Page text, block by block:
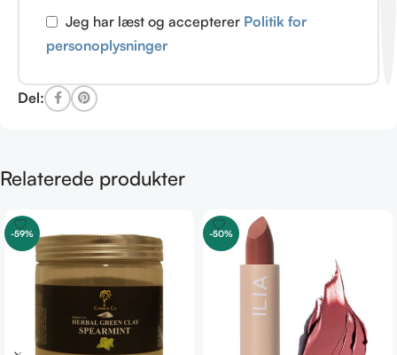
Jeg har læst og accepterer Politik for
personoplysninger
Del:
Relaterede produkter
-59% -50%